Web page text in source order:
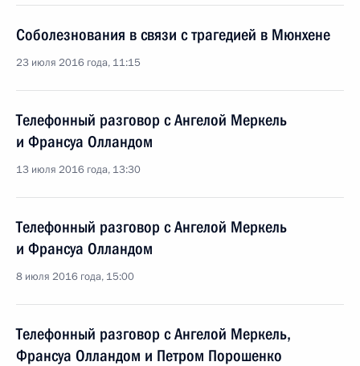
Соболезнования в связи с трагедией в Мюнхене
23 июля 2016 года, 11:15
Телефонный разговор с Ангелой Меркель
и Франсуа Олландом
13 июля 2016 года, 13:30
Телефонный разговор с Ангелой Меркель
и Франсуа Олландом
8 июля 2016 года, 15:00
Телефонный разговор с Ангелой Меркель,
Франсуа Олландом и Петром Порошенко